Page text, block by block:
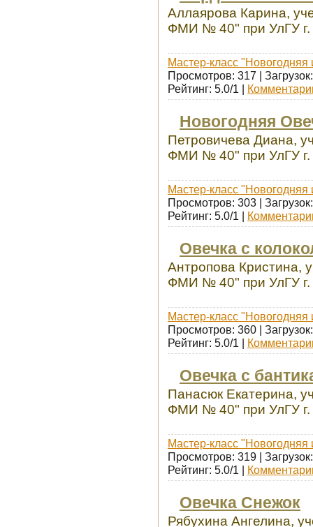
Аллаярова Карина,
ФМИ № 40" при УлГУ г.
Мастер-класс
Просмотров: 317 |
Рейтинг: 5.0/1 |
Новогодняя
Петровичева Диана,
ФМИ № 40" при УлГУ г.
Мастер-класс
Просмотров: 303 |
Рейтинг: 5.0/1 |
Овечка с
Антропова Кристина,
ФМИ № 40" при УлГУ г.
Мастер-класс
Просмотров: 360 |
Рейтинг: 5.0/1 |
Овечка с
Панасюк Екатерина,
ФМИ № 40" при УлГУ г.
Мастер-класс
Просмотров: 319 |
Рейтинг: 5.0/1 |
Овечка Снежок
Рябухина Ангелина,